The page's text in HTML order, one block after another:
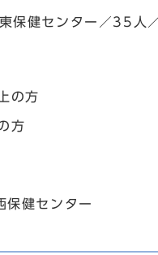
保健センター／35人
の方
方
保健センター